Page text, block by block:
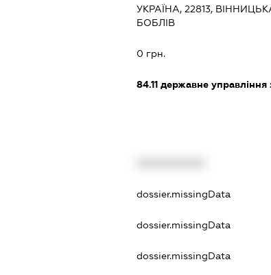
УКРАЇНА, 22813,
БОБЛІВ
0 грн.
84.11 державне управління
dossier.missingData
dossier.missingData
dossier.missingData